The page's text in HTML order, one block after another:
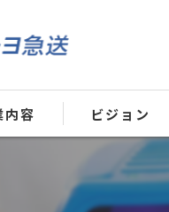
内容 ビジョン